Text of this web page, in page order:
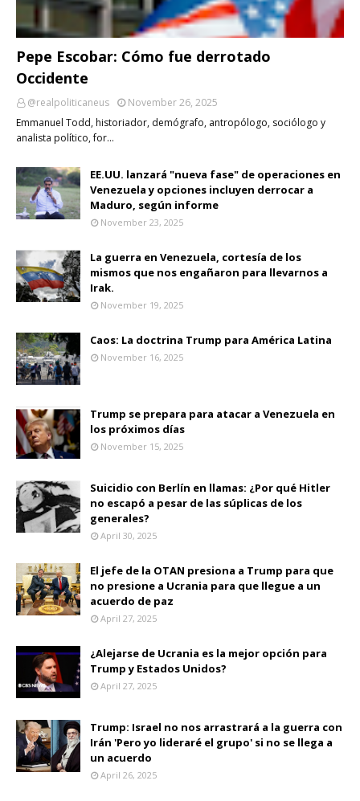
Pepe Escobar: Cómo fue derrotado
Occidente
@realpoliticaneus
November 26, 2025
Emmanuel Todd, historiador, demógrafo, antropólogo, sociólogo y
analista político, for…
EE.UU. lanzará "nueva fase" de operaciones en
Venezuela y opciones incluyen derrocar a
Maduro, según informe
November 23, 2025
La guerra en Venezuela, cortesía de los
mismos que nos engañaron para llevarnos a
Irak.
November 19, 2025
Caos: La doctrina Trump para América Latina
November 16, 2025
Trump se prepara para atacar a Venezuela en
los próximos días
November 15, 2025
Suicidio con Berlín en llamas: ¿Por qué Hitler
no escapó a pesar de las súplicas de los
generales?
April 30, 2025
El jefe de la OTAN presiona a Trump para que
no presione a Ucrania para que llegue a un
acuerdo de paz
April 27, 2025
¿Alejarse de Ucrania es la mejor opción para
Trump y Estados Unidos?
April 27, 2025
Trump: Israel no nos arrastrará a la guerra con
Irán 'Pero yo lideraré el grupo' si no se llega a
un acuerdo
April 26, 2025